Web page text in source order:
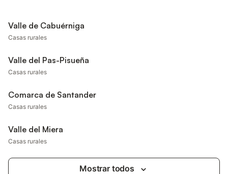
Valle de Cabuérniga
Casas rurales
Valle del Pas-Pisueña
Casas rurales
Comarca de Santander
Casas rurales
Valle del Miera
Casas rurales
Mostrar todos